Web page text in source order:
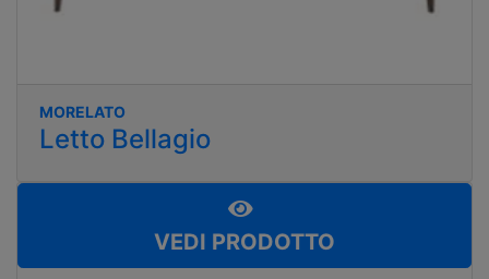
MORELATO
Letto Bellagio
VEDI PRODOTTO